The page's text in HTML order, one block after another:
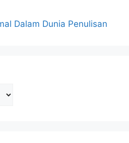
Dalam Dunia Penulisan